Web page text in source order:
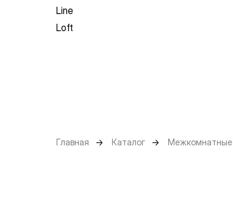
Line
Loft
Главная → Каталог → Межкомнатные